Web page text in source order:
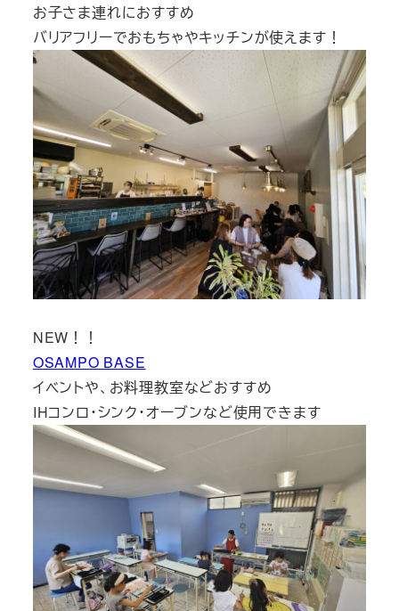
お子さま連れにおすすめ
バリアフリーでおもちゃやキッチンが使えます！
NEW！！
OSAMPO BASE
イベントや、お料理教室などおすすめ
IHコンロ・シンク・オーブンなど使用できます